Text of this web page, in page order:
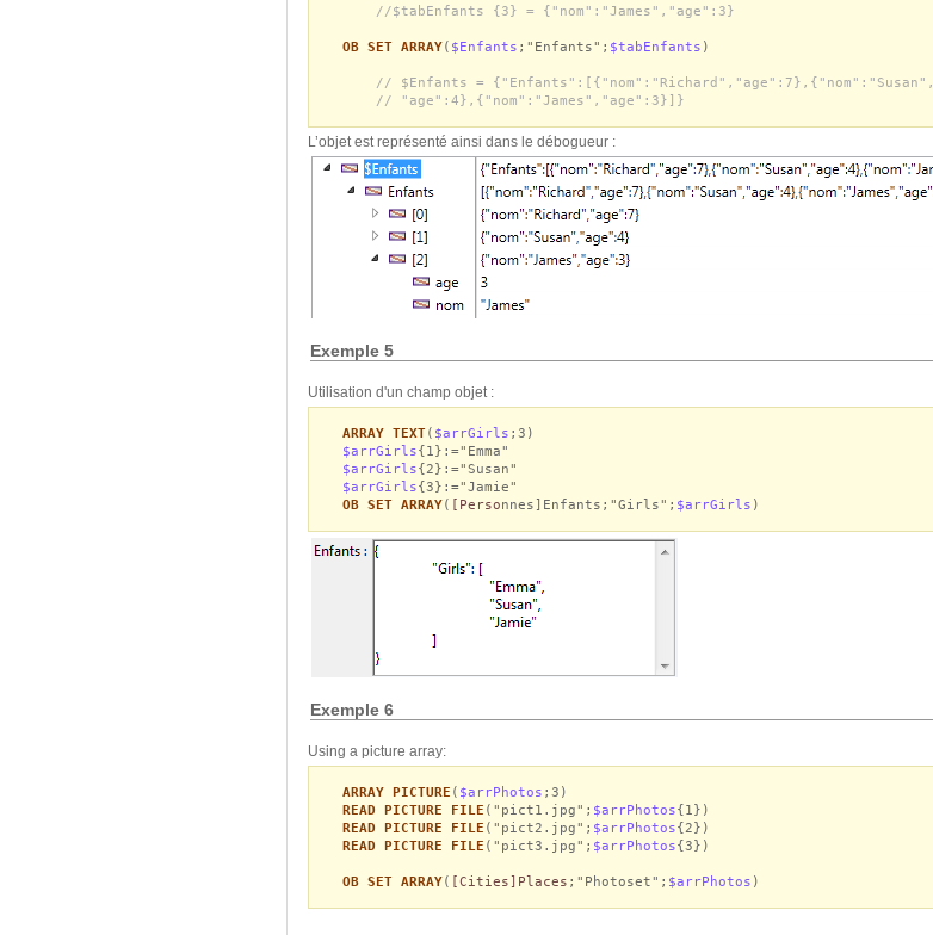
//$tabEnfants {3} = {"nom":"James","age":3}
OB SET ARRAY( $Enfants ;"Enfants"; $tabEnfants )
// $Enfants = {"Enfants":[{"nom":"Richard","age":7},{"nom":"Susan",
// "age":4},{"nom":"James","age":3}]}
L’objet est représenté ainsi dans le débogueur :
Exemple 5
Utilisation d'un champ objet :
ARRAY TEXT( $arrGirls ;3)
$arrGirls{1}:="Emma"
$arrGirls{2}:="Susan"
$arrGirls{3}:="Jamie"
OB SET ARRAY( [Personnes]Enfants;"Girls"; $arrGirls )
Exemple 6
Using a picture array:
ARRAY PICTURE ( $arrPhotos ;3)
READ PICTURE FILE ("pict1.jpg"; $arrPhotos{1})
READ PICTURE FILE ("pict2.jpg"; $arrPhotos{2})
READ PICTURE FILE ("pict3.jpg"; $arrPhotos{3})
OB SET ARRAY( [Cities]Places ;"Photoset"; $arrPhotos )